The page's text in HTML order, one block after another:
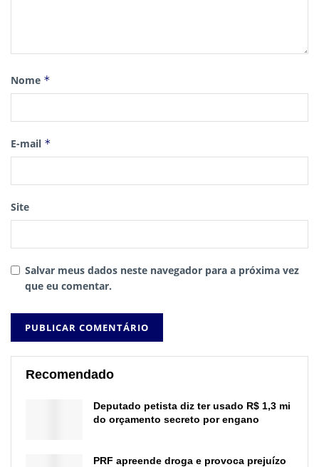
Nome *
E-mail *
Site
Salvar meus dados neste navegador para a próxima vez
que eu comentar.
Recomendado
Deputado petista diz ter usado R$ 1,3 mi
do orçamento secreto por engano
PRF apreende droga e provoca prejuízo